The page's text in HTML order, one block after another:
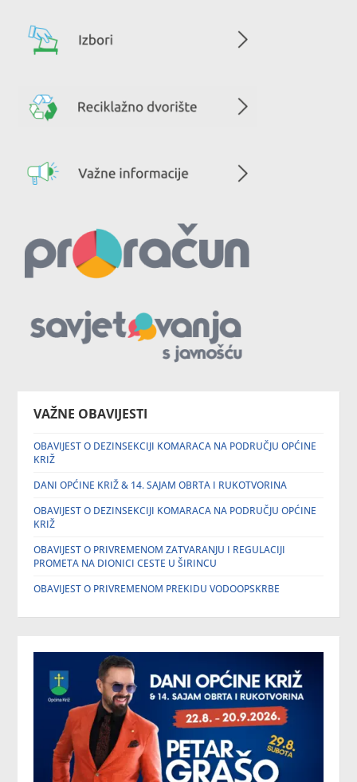
VAŽNE OBAVIJESTI
OBAVIJEST O DEZINSEKCIJI KOMARACA NA PODRUČJU OPĆINE
KRIŽ
DANI OPĆINE KRIŽ & 14. SAJAM OBRTA I RUKOTVORINA
OBAVIJEST O DEZINSEKCIJI KOMARACA NA PODRUČJU OPĆINE
KRIŽ
OBAVIJEST O PRIVREMENOM ZATVARANJU I REGULACIJI
PROMETA NA DIONICI CESTE U ŠIRINCU
OBAVIJEST O PRIVREMENOM PREKIDU VODOOPSKRBE